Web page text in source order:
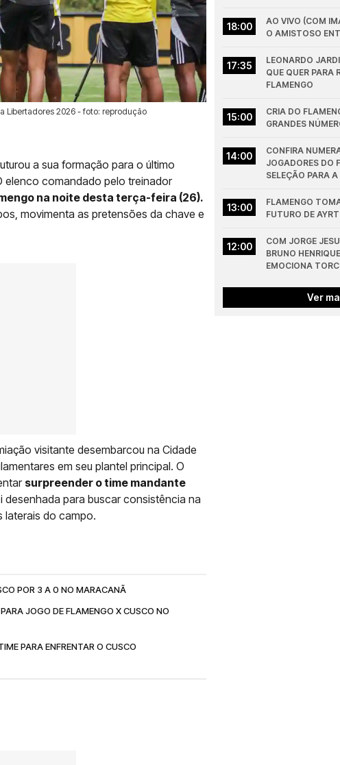
Libertadores 2026 - foto: reprodução
a sua formação para o último
elenco comandado pelo treinador
na noite desta terça-feira (26).
movimenta as pretensões da chave e
visitante desembarcou na Cidade
em seu plantel principal. O
surpreender o time mandante
desenhada para buscar consistência na
laterais do campo.
POR 3 A 0 NO MARACANÃ
JOGO DE FLAMENGO X CUSCO NO
PARA ENFRENTAR O CUSCO
18:00
AO VIVO (COM
O AMISTOSO
17:35
LEONARDO
QUE QUER PARA
FLAMENGO
15:00
CRIA DO
GRANDES
14:00
CONFIRA
JOGADORES DO
SELEÇÃO PARA
13:00
FLAMENGO
FUTURO DE
12:00
COM JORGE
BRUNO
EMOCIONA
Ver